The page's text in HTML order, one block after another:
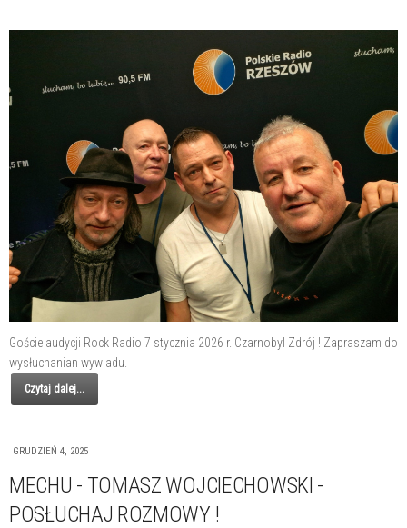
Goście audycji Rock Radio 7 stycznia 2026 r. Czarnobyl Zdrój ! Zapraszam do
wysłuchanian wywiadu.
Czytaj dalej...
GRUDZIEŃ 4, 2025
MECHU - TOMASZ WOJCIECHOWSKI -
POSŁUCHAJ ROZMOWY !